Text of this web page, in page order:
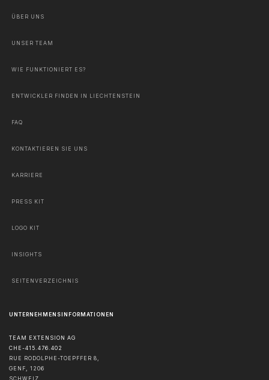
ÜBER UNS
UNSER TEAM
WIE FUNKTIONIERT ES?
ENTWICKLER FINDEN IN LIECHTENSTEIN
FAQ
KONTAKTIEREN SIE UNS
KARRIERE
PRESS KIT
LOGO KIT
INSIGHTS
SEITENVERZEICHNIS
UNTERNEHMENSINFORMATIONEN
TEAM EXTENSION AG
CHE-415.476.402
RUE RODOLPHE-TOEPFFER 8,
GENF, 1206